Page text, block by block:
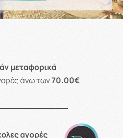
μεταφορικά
άνω των70.00€
αγορές